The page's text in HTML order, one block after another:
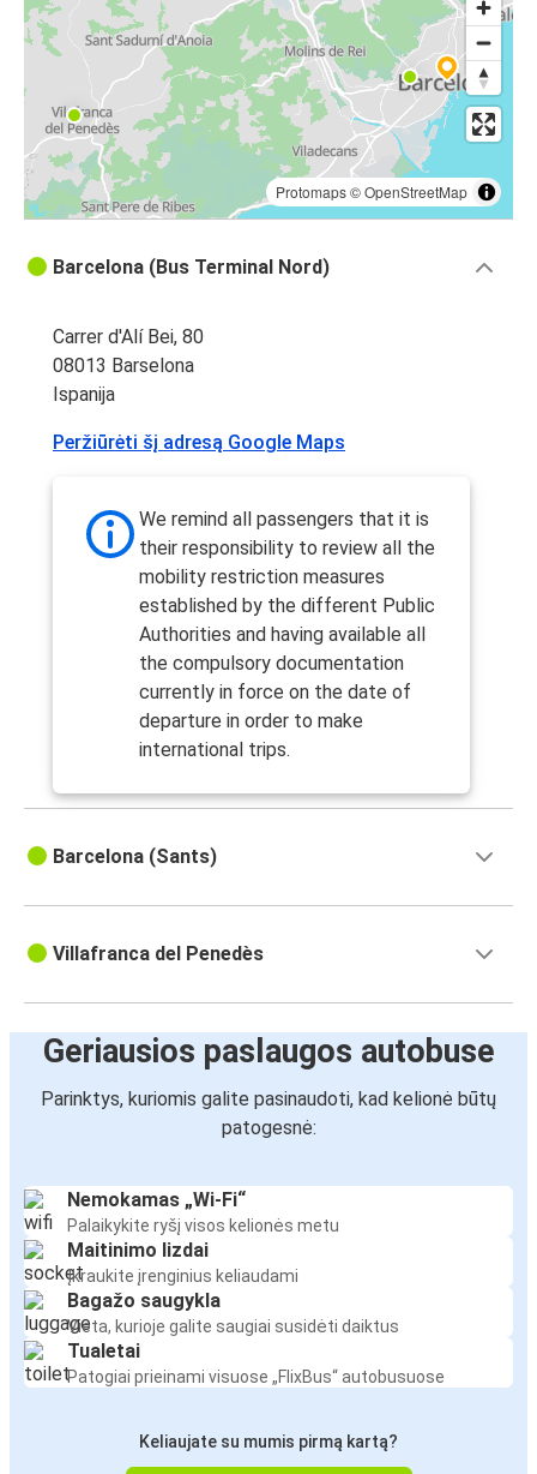
Protomaps©OpenStreetMap
Barcelona (Bus Terminal Nord)
Carrer d'Alí Bei, 80
08013 Barselona
Ispanija
Peržiūrėti šį adresą Google Maps
We remind all passengers that it is
their responsibility to review all the
mobility restriction measures
established by the different Public
Authorities and having available all
the compulsory documentation
currently in force on the date of
departure in order to make
international trips.
Barcelona (Sants)
Villafranca del Penedès
Geriausios paslaugos autobuse
Parinktys, kuriomis galite pasinaudoti, kad kelionė būtų
patogesnė:
Nemokamas „Wi-Fi“
Palaikykite ryšį visos kelionės metu
Maitinimo lizdai
Įkraukite įrenginius keliaudami
Bagažo saugykla
Vieta, kurioje galite saugiai susidėti daiktus
Tualetai
Patogiai prieinami visuose „FlixBus“ autobusuose
Keliaujate su mumis pirmą kartą?